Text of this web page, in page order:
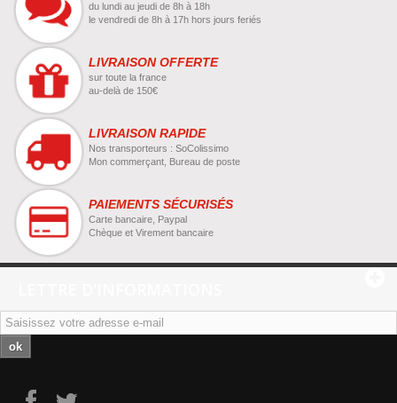
du lundi au jeudi de 8h à 18h
le vendredi de 8h à 17h hors jours feriés
LIVRAISON OFFERTE
sur toute la france
au-delà de 150€
LIVRAISON RAPIDE
Nos transporteurs : SoColissimo
Mon commerçant, Bureau de poste
PAIEMENTS SÉCURISÉS
Carte bancaire, Paypal
Chèque et Virement bancaire
ok